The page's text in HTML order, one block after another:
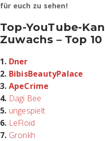
für euch zu sehen!
Top-YouTube-
Zuwachs – Top 10
1. Dner
2. BibisBeautyPalace
3. ApeCrime
4. Dagi Bee
5. ungespielt
6. LeFloid
7. Gronkh